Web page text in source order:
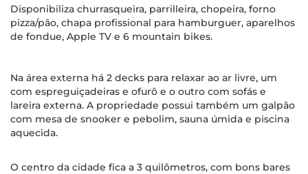
Disponibiliza churrasqueira, parrilleira, chopeira, forno
pizza/pão, chapa profissional para hamburguer, aparelhos
de fondue, Apple TV e 6 mountain bikes.
Na área externa há 2 decks para relaxar ao ar livre, um
com espreguiçadeiras e ofurô e o outro com sofás e
lareira externa. A propriedade possui também um galpão
com mesa de snooker e pebolim, sauna úmida e piscina
aquecida.
O centro da cidade fica a 3 quilômetros, com bons bares